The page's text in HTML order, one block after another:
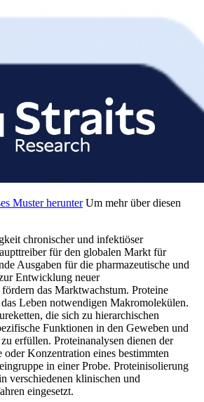
Muster herunter Um mehr über diesen
chronischer und infektiöser
für den globalen Markt für
Ausgaben für die pharmazeutische und
Entwicklung neuer
das Marktwachstum. Proteine
Leben notwendigen Makromolekülen.
die sich zu hierarchischen
Funktionen in den Geweben und
erfüllen. Proteinanalysen dienen der
Konzentration eines bestimmten
in einer Probe. Proteinisolierung
verschiedenen klinischen und
eingesetzt.